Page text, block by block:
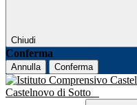
Chiudi
Conferma
Annulla Conferma
Castelnovo di Sotto